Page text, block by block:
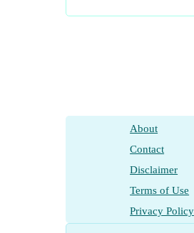
About
Contact
Disclaimer
Terms of Use
Privacy Policy